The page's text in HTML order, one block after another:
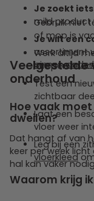
Je zoekt
mild product
Je wilt een
assortiment
binnen
Gebruik niet
of mop is
Werk altijd
strepen te
Test een
zichtbaar
Laat een
vloer weer
Leg bij een
vloerkleed
Veelgestelde
onderhoud
Hoe vaak
dweilen?
Dat hangt af van
keer per week
hal kan vaker
Waarom krijg